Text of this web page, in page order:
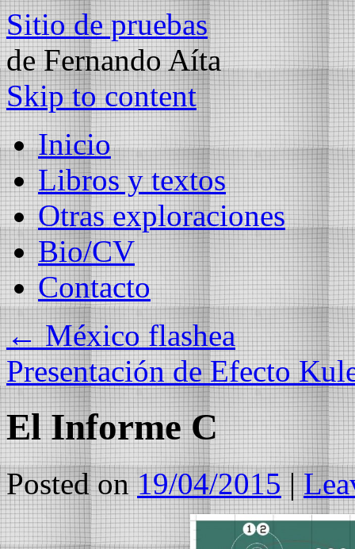
Sitio de pruebas
de Fernando Aíta
Skip to content
Inicio
Libros y textos
Otras exploraciones
Bio/CV
Contacto
←México flashea
Presentación de Efecto
El Informe C
Posted on 19/04/2015 |